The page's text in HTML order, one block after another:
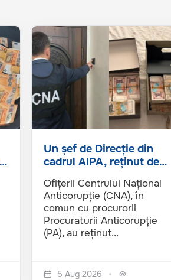
Un șef de Direcție din
cadrul AIPA, reținut de
Ofițerii Centrului Național
Anticorupție (CNA), în
comun cu procurorii
Procuraturii Anticorupție
(PA), au reținut...
5 Aug 2026